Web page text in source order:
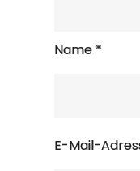
Name *
E-Mail-